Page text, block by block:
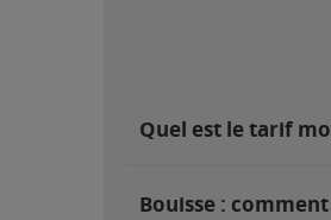
Quel est le tarif
Bouisse :